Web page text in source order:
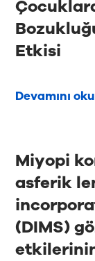
Etkisi
Devamını
Miyopi
asferik
(DIMS)
etkilerinin